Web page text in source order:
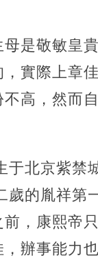
是敬敏皇
實際上章
高，然而
北京紫禁
的胤祥第
，康熙帝
辦事能力